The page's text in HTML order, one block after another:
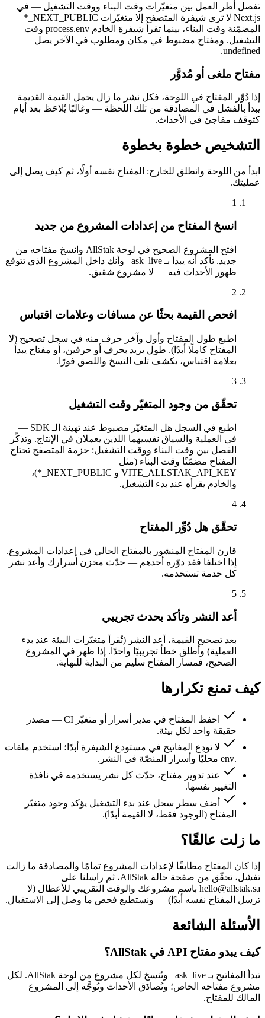
تفصل أطر العمل بين متغيّرات وقت البناء ووقت التشغيل — في
Next.js لا ترى شيفرة المتصفح إلا متغيّرات NEXT_PUBLIC_*
المضمّنة وقت البناء، بينما تقرأ شيفرة الخادم process.env وقت
التشغيل. ومفتاح مضبوط في مكان ومطلوب في الآخر يصل
undefined.
مفتاح ملغى أو مُدوَّر
إذا دُوِّر المفتاح في اللوحة، فكل نشر ما زال يحمل القيمة القديمة
يبدأ بالفشل في المصادقة من تلك اللحظة — وغالبًا يُلاحَظ بعد أيام
كتوقف مفاجئ في الأحداث.
التشخيص خطوة بخطوة
ابدأ من اللوحة وانطلق للخارج: المفتاح نفسه أولًا، ثم كيف يصل إلى
عمليتك.
1
انسخ المفتاح من إعدادات المشروع من جديد
افتح المشروع الصحيح في لوحة AllStak وانسخ مفتاحه من
جديد. تأكد أنه يبدأ بـ ask_live_ وأنك داخل المشروع الذي تتوقع
ظهور الأحداث فيه — لا مشروع شقيق.
2
افحص القيمة بحثًا عن مسافات وعلامات اقتباس
اطبع طول المفتاح وأول وآخر حرف منه في سجل تصحيح (لا
المفتاح كاملًا أبدًا). طول يزيد بحرف أو حرفين، أو مفتاح يبدأ
بعلامة اقتباس، يكشف تلف النسخ واللصق فورًا.
3
تحقّق من وجود المتغيّر وقت التشغيل
اطبع في السجل هل المتغيّر مضبوط عند تهيئة الـ SDK —
في العملية والسياق نفسيهما اللذين يعملان في الإنتاج. وتذكّر
الفصل بين وقت البناء ووقت التشغيل: حزمة المتصفح تحتاج
المفتاح مضمّنًا وقت البناء (مثل
VITE_ALLSTAK_API_KEY و NEXT_PUBLIC_*)،
والخادم يقرأه عند بدء التشغيل.
4
تحقّق هل دُوِّر المفتاح
قارن المفتاح المنشور بالمفتاح الحالي في إعدادات المشروع.
إذا اختلفا فقد دوّره أحدهم — حدّث مخزن أسرارك وأعد نشر
كل خدمة تستخدمه.
5
أعد النشر وتأكد بحدث تجريبي
بعد تصحيح القيمة، أعد النشر (تُقرأ متغيّرات البيئة عند بدء
العملية) وأطلق خطأ تجريبيًا واحدًا. إذا ظهر في المشروع
الصحيح، فمسار المفتاح سليم من البداية للنهاية.
كيف تمنع تكرارها
احفظ المفتاح في مدير أسرار أو متغيّر CI — مصدر
حقيقة واحد لكل بيئة.
لا تودِع المفاتيح في مستودع الشيفرة أبدًا؛ استخدم ملفات
.env محليًا وأسرار المنصّة في النشر.
عند تدوير مفتاح، حدّث كل نشر يستخدمه في نافذة
التغيير نفسها.
أضف سطر سجل عند بدء التشغيل يؤكد وجود متغيّر
المفتاح (الوجود فقط، لا القيمة أبدًا).
ما زلت عالقًا؟
إذا كان المفتاح مطابقًا لإعدادات المشروع تمامًا والمصادقة ما زالت
تفشل، تحقّق من صفحة حالة AllStak، ثم راسلنا على
hello@allstak.sa باسم مشروعك والوقت التقريبي للأعطال (لا
ترسل المفتاح نفسه أبدًا) — ونستطيع فحص ما وصل إلى الاستقبال.
الأسئلة الشائعة
كيف يبدو مفتاح API في AllStak؟
تبدأ المفاتيح بـ ask_live_ وتُنسخ لكل مشروع من لوحة AllStak. لكل
مشروع مفتاحه الخاص؛ وتُصادَق الأحداث وتُوجَّه إلى المشروع
المالك للمفتاح.